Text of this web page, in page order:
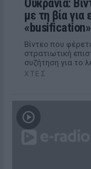
Ουκρανία:
με τη βία για
«busification»
Βίντεο που
στρατιωτική
συζήτηση για το
ΧΤΕΣ